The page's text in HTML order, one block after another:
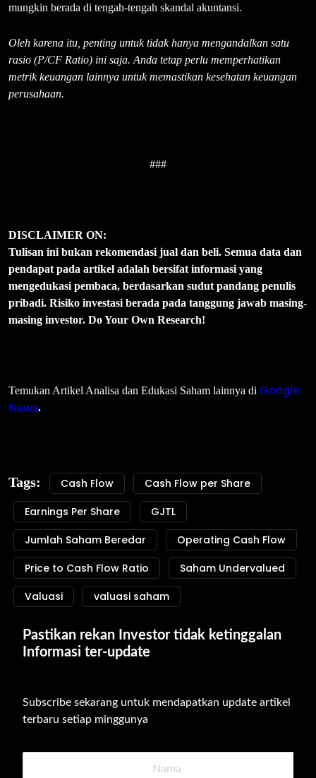
mungkin berada di tengah-tengah skandal akuntansi.
Oleh karena itu, penting untuk tidak hanya mengandalkan satu
rasio (P/CF Ratio) ini saja. Anda tetap perlu memperhatikan
metrik keuangan lainnya untuk memastikan kesehatan keuangan
perusahaan.
###
DISCLAIMER ON:
Tulisan ini bukan rekomendasi jual dan beli. Semua data dan
pendapat pada artikel adalah bersifat informasi yang
mengedukasi pembaca, berdasarkan sudut pandang penulis
pribadi. Risiko investasi berada pada tanggung jawab masing-
masing investor. Do Your Own Research!
Temukan Artikel Analisa dan Edukasi Saham lainnya di Google
News.
Tags: Cash Flow
Cash Flow per Share
Earnings Per Share
GJTL
Jumlah Saham Beredar
Operating Cash Flow
Price to Cash Flow Ratio
Saham Undervalued
Valuasi
valuasi saham
Pastikan rekan Investor tidak ketinggalan
Informasi ter-update
Subscribe sekarang untuk mendapatkan update artikel
terbaru setiap minggunya